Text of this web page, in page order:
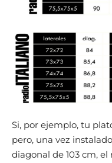
Si, por ejemplo, tu
pero, una vez
diagonal de 103 cm,